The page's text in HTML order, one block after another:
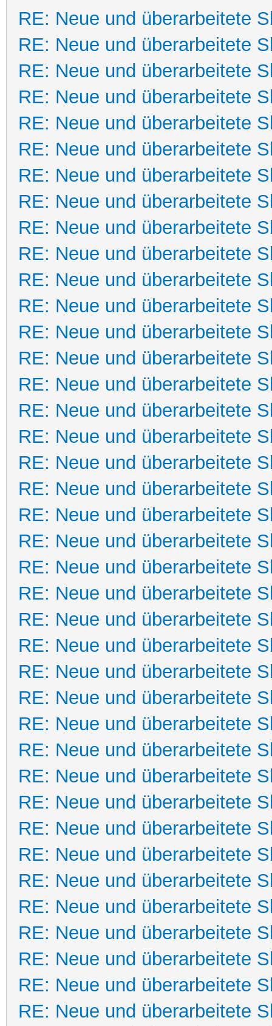
RE: Neue und überarbeitete
RE: Neue und überarbeitete
RE: Neue und überarbeitete
RE: Neue und überarbeitete
RE: Neue und überarbeitete
RE: Neue und überarbeitete
RE: Neue und überarbeitete
RE: Neue und überarbeitete
RE: Neue und überarbeitete
RE: Neue und überarbeitete
RE: Neue und überarbeitete
RE: Neue und überarbeitete
RE: Neue und überarbeitete
RE: Neue und überarbeitete
RE: Neue und überarbeitete
RE: Neue und überarbeitete
RE: Neue und überarbeitete
RE: Neue und überarbeitete
RE: Neue und überarbeitete
RE: Neue und überarbeitete
RE: Neue und überarbeitete
RE: Neue und überarbeitete
RE: Neue und überarbeitete
RE: Neue und überarbeitete
RE: Neue und überarbeitete
RE: Neue und überarbeitete
RE: Neue und überarbeitete
RE: Neue und überarbeitete
RE: Neue und überarbeitete
RE: Neue und überarbeitete
RE: Neue und überarbeitete
RE: Neue und überarbeitete
RE: Neue und überarbeitete
RE: Neue und überarbeitete
RE: Neue und überarbeitete
RE: Neue und überarbeitete
RE: Neue und überarbeitete
RE: Neue und überarbeitete
RE: Neue und überarbeitete